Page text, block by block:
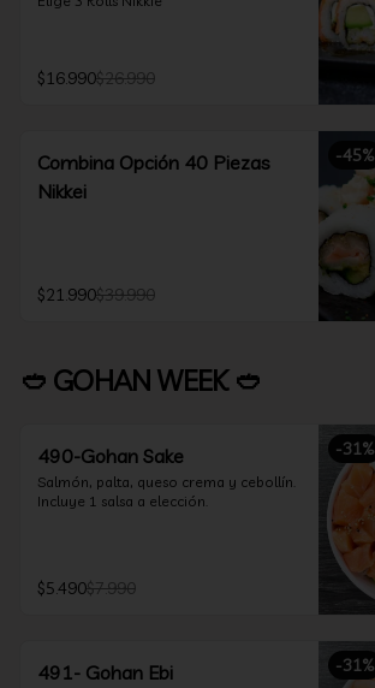
$16.990$26.990
-45%
Combina Opción 40 Piezas
Nikkei
$21.990$39.990
🥙 GOHAN WEEK 🥙
-31%
490-Gohan Sake
Salmón, palta, queso crema y cebollín.
Incluye 1 salsa a elección.
$5.490$7.990
-31%
491- Gohan Ebi